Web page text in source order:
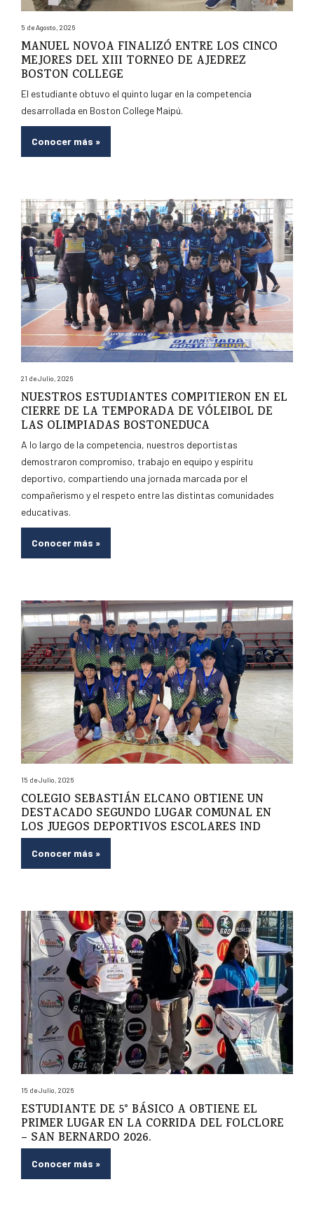
5 de Agosto, 2026
MANUEL NOVOA FINALIZÓ ENTRE LOS CINCO
MEJORES DEL XIII TORNEO DE AJEDREZ
BOSTON COLLEGE
El estudiante obtuvo el quinto lugar en la competencia
desarrollada en Boston College Maipú.
Conocer más »
21 de Julio, 2026
NUESTROS ESTUDIANTES COMPITIERON EN EL
CIERRE DE LA TEMPORADA DE VÓLEIBOL DE
LAS OLIMPIADAS BOSTONEDUCA
A lo largo de la competencia, nuestros deportistas
demostraron compromiso, trabajo en equipo y espíritu
deportivo, compartiendo una jornada marcada por el
compañerismo y el respeto entre las distintas comunidades
educativas.
Conocer más »
15 de Julio, 2026
COLEGIO SEBASTIÁN ELCANO OBTIENE UN
DESTACADO SEGUNDO LUGAR COMUNAL EN
LOS JUEGOS DEPORTIVOS ESCOLARES IND
Conocer más »
15 de Julio, 2026
ESTUDIANTE DE 5° BÁSICO A OBTIENE EL
PRIMER LUGAR EN LA CORRIDA DEL FOLCLORE
– SAN BERNARDO 2026.
Conocer más »